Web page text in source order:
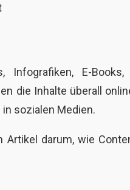
E-Books,
die Inhalte überall
sozialen Medien.
darum, wie